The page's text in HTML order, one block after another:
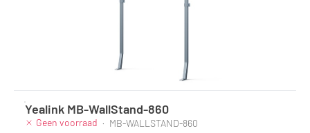
Yealink MB-WallStand-860
Geen voorraad · MB-WALLSTAND-860